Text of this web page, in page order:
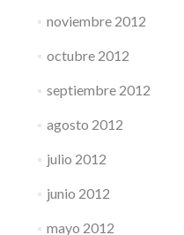
noviembre 2012
octubre 2012
septiembre 2012
agosto 2012
julio 2012
junio 2012
mayo 2012